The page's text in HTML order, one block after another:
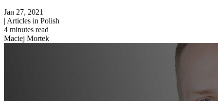
Jan 27, 2021
| Articles in Polish
4 minutes read
Maciej Mortek